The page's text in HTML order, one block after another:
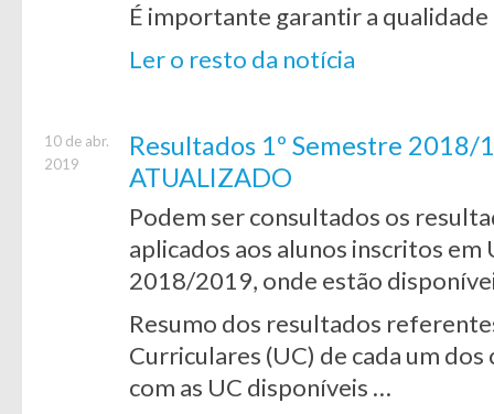
É importante garantir a
Ler o resto da notícia
10 de abr.
2019
Resultados 1º Semestre 2018/
ATUALIZADO
Podem ser consultados os
aplicados aos alunos inscritos em
2018/2019, onde estão
Resumo dos resultados
Curriculares (UC) de cada um
com as UC disponíveis …